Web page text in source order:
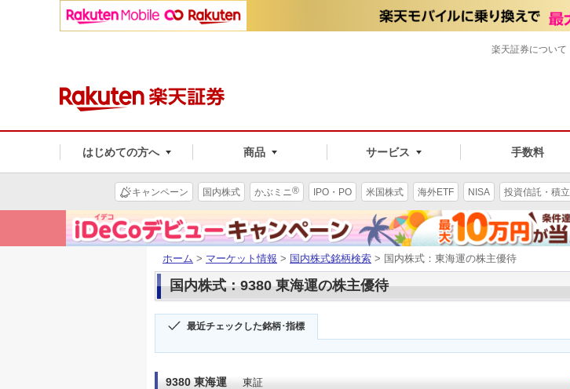
はじめての方へ 商品 サービス 手数料
楽天証券について
キャンペーン 国内株式 かぶミニ® IPO・PO 米国株式 海外ETF NISA 投資信託・積立
ホーム > マーケット情報 > 国内株式銘柄検索 > 国内株式：東海運の株主優待
国内株式：9380 東海運の株主優待
最近チェックした銘柄･指標
9380 東海運 東証